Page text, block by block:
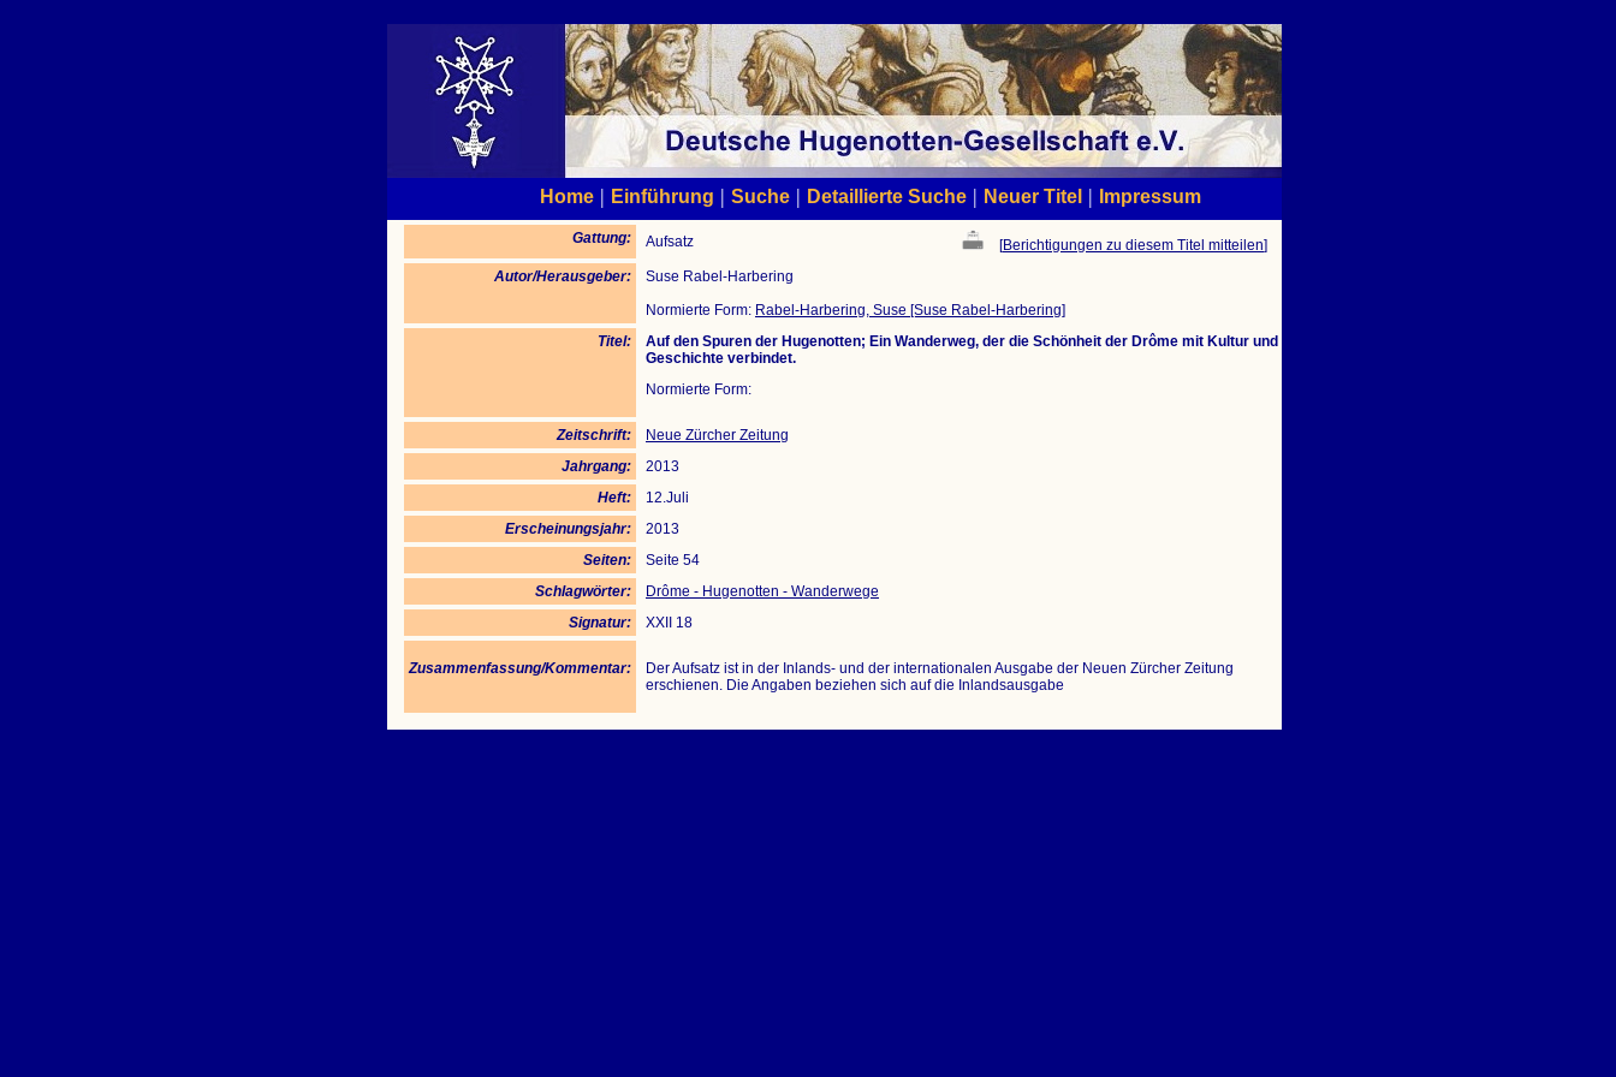
Home | Einführung | Suche | Detaillierte Suche | Neuer Titel | Impressum
Gattung: Aufsatz [Berichtigungen zu diesem Titel mitteilen]
Autor/Herausgeber:
Suse Rabel-Harbering
Normierte Form: Rabel-Harbering, Suse [Suse Rabel-Harbering]
Titel:
Auf den Spuren der Hugenotten; Ein Wanderweg, der die Schönheit der Drôme mit Kultur und
Geschichte verbindet.
Normierte Form:
Zeitschrift:
Neue Zürcher Zeitung
Jahrgang:
2013
Heft:
12.Juli
Erscheinungsjahr:
2013
Seiten:
Seite 54
Schlagwörter:
Drôme - Hugenotten - Wanderwege
Signatur:
XXII 18
Zusammenfassung/Kommentar:
Der Aufsatz ist in der Inlands- und der internationalen Ausgabe der Neuen Zürcher Zeitung
erschienen. Die Angaben beziehen sich auf die Inlandsausgabe